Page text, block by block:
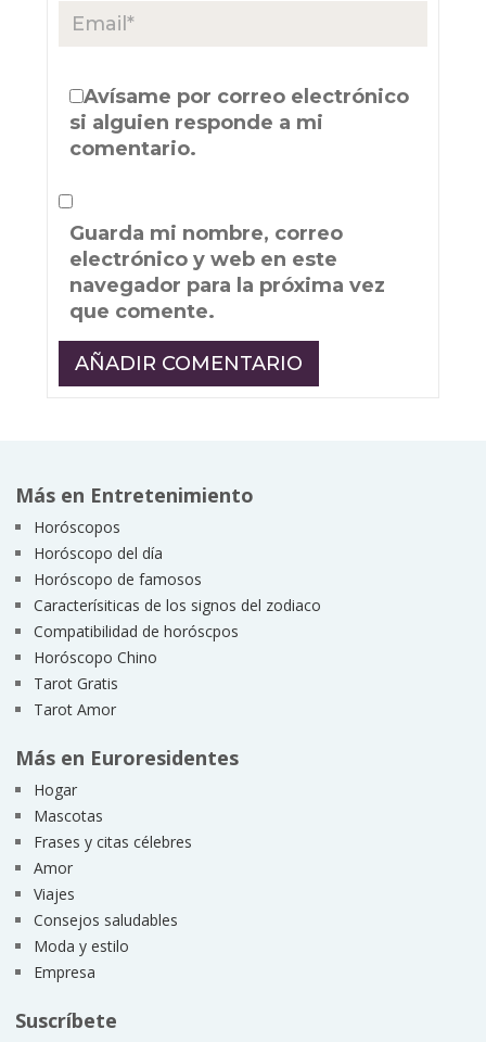
Avísame por correo electrónico
si alguien responde a mi
comentario.
Guarda mi nombre, correo
electrónico y web en este
navegador para la próxima vez
que comente.
Más en Entretenimiento
Horóscopos
Horóscopo del día
Horóscopo de famosos
Caracterísiticas de los signos del zodiaco
Compatibilidad de horóscpos
Horóscopo Chino
Tarot Gratis
Tarot Amor
Más en Euroresidentes
Hogar
Mascotas
Frases y citas célebres
Amor
Viajes
Consejos saludables
Moda y estilo
Empresa
Suscríbete